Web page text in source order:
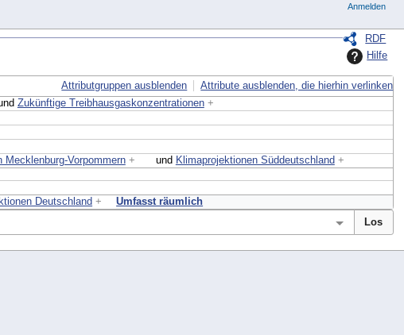
RDF
Hilfe
Attributgruppen ausblenden
Attribute ausblenden, die hierhin verlinken
Zukünftige Treibhausgaskonzentrationen +
Mecklenburg-Vorpommern + und Klimaprojektionen Süddeutschland +
Umfasst räumlich
Deutschland +
Anmelden